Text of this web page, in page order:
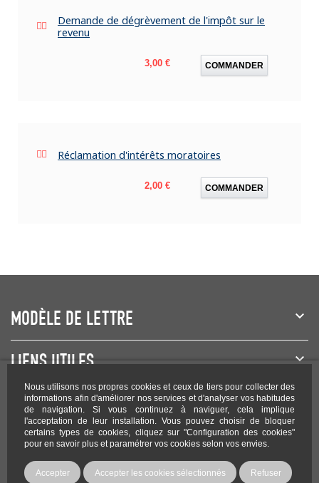
Nous utilisons nos propres cookies et ceux de tiers pour collecter des
informations afin d'améliorer nos services et d'analyser vos habitudes
de navigation. Si vous continuez à naviguer, cela implique
l'acceptation de leur installation. Vous pouvez choisir de bloquer
certains types de cookies, cliquez sur "Configuration des cookies"
pour en savoir plus et paramétrer vos cookies selon vos envies.
Accepter Accepter les cookies sélectionnés Refuser
Demande de dégrèvement de l'impôt sur le
revenu
Prix
3,00 € COMMANDER
Réclamation d'intérêts moratoires
Prix
2,00 € COMMANDER
MODÈLE DE LETTRE
LIENS UTILES
NEWSLETTER